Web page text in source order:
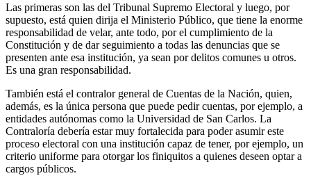
Las primeras son las del Tribunal Supremo Electoral y luego, por
supuesto, está quien dirija el Ministerio Público, que tiene la enorme
responsabilidad de velar, ante todo, por el cumplimiento de la
Constitución y de dar seguimiento a todas las denuncias que se
presenten ante esa institución, ya sean por delitos comunes u otros.
Es una gran responsabilidad.
También está el contralor general de Cuentas de la Nación, quien,
además, es la única persona que puede pedir cuentas, por ejemplo, a
entidades autónomas como la Universidad de San Carlos. La
Contraloría debería estar muy fortalecida para poder asumir este
proceso electoral con una institución capaz de tener, por ejemplo, un
criterio uniforme para otorgar los finiquitos a quienes deseen optar a
cargos públicos.